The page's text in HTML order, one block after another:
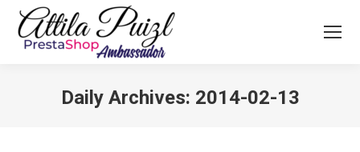
Search:
Daily Archives: 2014-02-13